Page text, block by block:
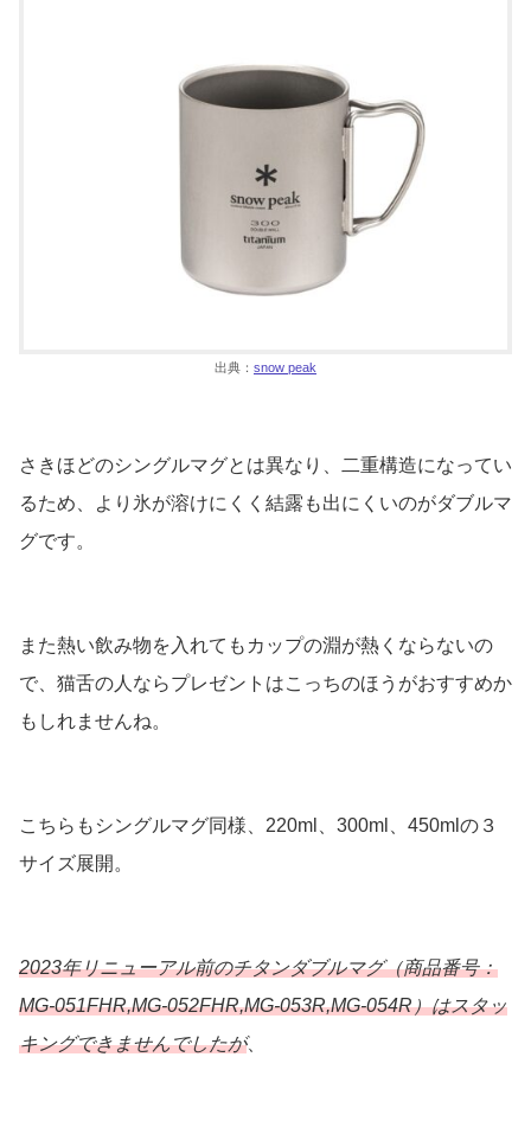
出典： snow peak
さきほどのシングルマグとは異なり、二重構造になってい
るため、より氷が溶けにくく結露も出にくいのがダブルマ
グです。
また熱い飲み物を入れてもカップの淵が熱くならないの
で、猫舌の人ならプレゼントはこっちのほうがおすすめか
もしれませんね。
こちらもシングルマグ同様、220ml、300ml、450mlの３
サイズ展開。
2023年リニューアル前のチタンダブルマグ（商品番号：
MG-051FHR,MG-052FHR,MG-053R,MG-054R）はスタッ
キングできませんでしたが、